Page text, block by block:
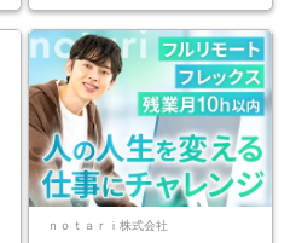
ｎｏｔａｒｉ株式会社